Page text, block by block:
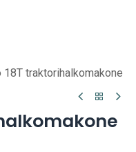
18T traktorihalkomakone